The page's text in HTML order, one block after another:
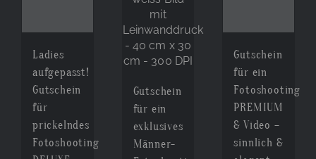
Ladies
aufgepasst!
Gutschein
für
prickelndes
Fotoshooting
Gutschein
für ein
exklusives
Männer-
Gutschein
für ein
Fotoshooting
PREMIUM
& Video –
sinnlich &